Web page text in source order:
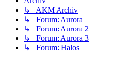
↳ AKM Archiv
↳ Forum: Aurora
↳ Forum: Aurora 2
↳ Forum: Aurora 3
↳ Forum: Halos